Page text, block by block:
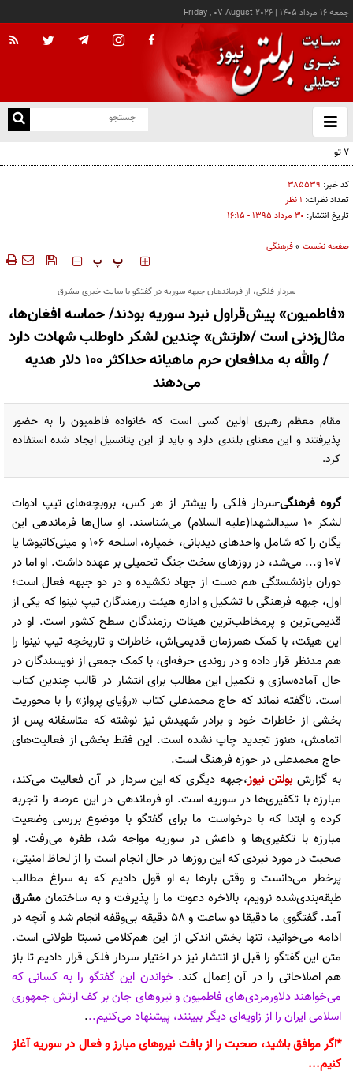
جمعه ۱۶ مرداد ۱۴۰۵ |
Friday , 07 August 2026
باز
و
۷ توصیه برای آغاز نویسندگی
کد خبر: ۳۸۵۵۳۹
تعداد نظرات: ۱ نظر
تاریخ انتشار: ۳۰ مرداد ۱۳۹۵ - ۱۶:۱۵
صفحه نخست »فرهنگی
‍‍‍ پ پ
سردار فلکی، از فرماندهان جبهه سوریه در گفتکو با سایت خبری مشرق
«فاطمیون» پیش‌قراول نبرد سوریه بودند/ حماسه افغان‌ها،
مثال‌زدنی است /«ارتش» چندین لشکر داوطلب شهادت دارد
/ والله به مدافعان حرم ماهیانه حداکثر 100 دلار هدیه
می‌دهند
مقام معظم رهبری اولین کسی است که خانواده فاطمیون را به حضور
پذیرفتند و این معنای بلندی دارد و باید از این پتانسیل ایجاد شده استفاده
کرد.
گروه فرهنگی-سردار فلکی را بیشتر از هر کس، بروبچه‌های تیپ ادوات
لشکر 10 سیدالشهدا(علیه السلام) می‌شناسند. او سال‌ها فرماندهی این
یگان را که شامل واحد‌های دیدبانی، خمپاره، اسلحه 106 و مینی‌کاتیوشا یا
107 و... می‌شد، در روزهای سخت جنگ تحمیلی بر عهده داشت. او اما در
دوران بازنشستگی هم دست از جهاد نکشیده و در دو جبهه فعال است؛
اول، جبهه فرهنگی با تشکیل و اداره هیئت رزمندگان تیپ نینوا که یکی از
قدیمی‌ترین و پرمخاطب‌ترین هیئات رزمندگان سطح کشور است. او در
این هیئت، با کمک همرزمان قدیمی‌اش، خاطرات و تاریخچه تیپ نینوا را
هم مدنظر قرار داده و در روندی حرفه‌ای، با کمک جمعی از نویسندگان در
حال آماده‌سازی و تکمیل این مطالب برای انتشار در قالب چندین کتاب
است. ناگفته نماند که حاج محمدعلی کتاب «رؤیای پرواز» را با محوریت
بخشی از خاطرات خود و برادر شهیدش نیز نوشته که متاسفانه پس از
اتمامش، هنوز تجدید چاپ نشده است. این فقط بخشی از فعالیت‌های
حاج محمدعلی در حوزه فرهنگ است.
به گزارشبولتن نیوز،جبهه دیگری که این سردار در آن فعالیت می‌کند،
مبارزه با تکفیری‌ها در سوریه است. او فرماندهی در این عرصه را تجربه
کرده و ابتدا که با درخواست ما برای گفتگو با موضوع بررسی وضعیت
مبارزه با تکفیری‌ها و داعش در سوریه مواجه شد، طفره می‌رفت. او
صحبت در مورد نبردی که این روزها در حال انجام است را از لحاظ امنیتی،
پرخطر می‌دانست و وقتی بارها به او قول دادیم که به سراغ مطالب
طبقه‌بندی‌شده نرویم، بالاخره دعوت ما را پذیرفت و به ساختمان مشرق
آمد. گفتگوی ما دقیقا دو ساعت و 58 دقیقه بی‌وقفه انجام شد و آنچه در
ادامه می‌خوانید، تنها بخش اندکی از این هم‌کلامی نسبتا طولانی است.
متن این گفتگو را قبل از انتشار نیز در اختیار سردار فلکی قرار دادیم تا باز
هم اصلاحاتی را در آن اِعمال کند.خواندن این گفتگو را به کسانی که
می‌خواهند دلاورمردی‌های فاطمیون و نیروهای جان بر کف ارتش جمهوری
اسلامی ایران را از زاویه‌ای دیگر ببینند، پیشنهاد می‌کنیم...
*اگر موافق باشید، صحبت را از بافت نیروهای مبارز و فعال در سوریه آغاز
کنیم...